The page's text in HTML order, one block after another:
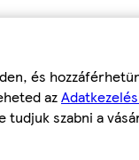
és
az
szabni a